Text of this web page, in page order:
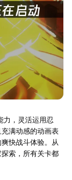
力，灵活运用忍
满动感的动画表
快战斗体验。从
索，所有关卡都